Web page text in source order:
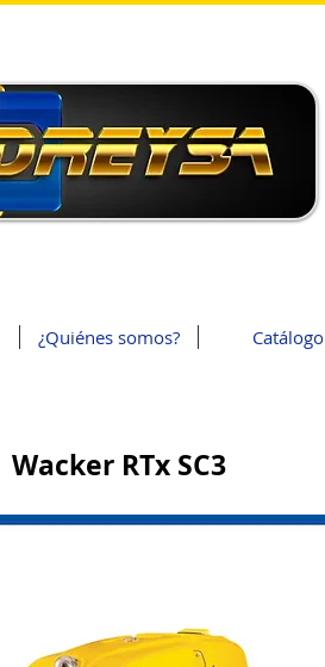
¿Quiénes somos? Catálogo
Wacker RTx SC3